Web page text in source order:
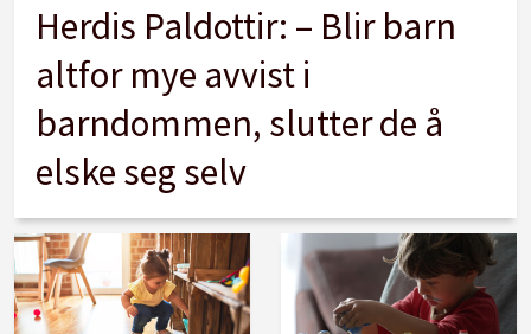
Herdis Paldottir: – Blir barn
altfor mye avvist i
barndommen, slutter de å
elske seg selv